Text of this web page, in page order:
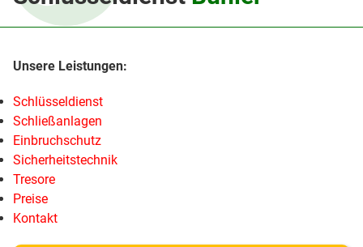
Schlüsseldienst
Schließanlagen
Einbruchschutz
Sicherheitstechnik
Tresore
Preise
Kontakt